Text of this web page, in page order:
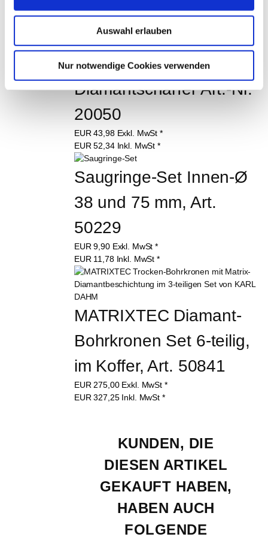
Auswahl erlauben
Nur notwendige Cookies verwenden
EUR106,72Inkl. MwSt *
Diamant Schleifstein,
Diamantschärfer Art.-Nr.
20050
EUR43,98 Exkl. MwSt *
EUR52,34 Inkl. MwSt *
Saugringe-Set Innen-Ø
38 und 75 mm, Art.
50229
EUR9,90 Exkl. MwSt *
EUR 11,78 Inkl. MwSt *
MATRIXTEC Diamant-
Bohrkronen Set 6-teilig,
im Koffer, Art. 50841
EUR 275,00 Exkl. MwSt *
EUR327,25 Inkl. MwSt *
KUNDEN, DIE
DIESEN ARTIKEL
GEKAUFT HABEN,
HABEN AUCH
FOLGENDE